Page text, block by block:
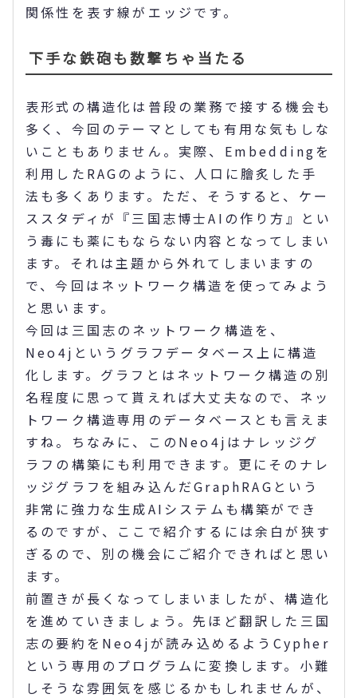
関係性を表す線がエッジです。
下手な鉄砲も数撃ちゃ当たる
表形式の構造化は普段の業務で接する機会も
多く、今回のテーマとしても有用な気もしな
いこともありません。実際、Embeddingを
利用したRAGのように、人口に膾炙した手
法も多くあります。ただ、そうすると、ケー
ススタディが『三国志博士AIの作り方』とい
う毒にも薬にもならない内容となってしまい
ます。それは主題から外れてしまいますの
で、今回はネットワーク構造を使ってみよう
と思います。
今回は三国志のネットワーク構造を、
Neo4jというグラフデータベース上に構造
化します。グラフとはネットワーク構造の別
名程度に思って貰えれば大丈夫なので、ネッ
トワーク構造専用のデータベースとも言えま
すね。ちなみに、このNeo4jはナレッジグ
ラフの構築にも利用できます。更にそのナレ
ッジグラフを組み込んだGraphRAGという
非常に強力な生成AIシステムも構築ができ
るのですが、ここで紹介するには余白が狭す
ぎるので、別の機会にご紹介できればと思い
ます。
前置きが長くなってしまいましたが、構造化
を進めていきましょう。先ほど翻訳した三国
志の要約をNeo4jが読み込めるようCypher
という専用のプログラムに変換します。小難
しそうな雰囲気を感じるかもしれませんが、